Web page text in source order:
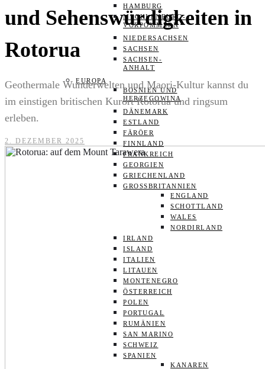
HAMBURG
MECKLENBURG-
VORPOMMERN
NIEDERSACHSEN
SACHSEN
SACHSEN-
ANHALT
EUROPA
BOSNIEN UND
HERZEGOWINA
DÄNEMARK
ESTLAND
FÄRÖER
FINNLAND
FRANKREICH
GEORGIEN
GRIECHENLAND
GROSSBRITANNIEN
ENGLAND
SCHOTTLAND
WALES
NORDIRLAND
IRLAND
ISLAND
ITALIEN
LITAUEN
MONTENEGRO
ÖSTERREICH
POLEN
PORTUGAL
RUMÄNIEN
SAN MARINO
SCHWEIZ
SPANIEN
KANAREN
und Sehenswürdigkeiten in
Rotorua
Geothermale Wunderwelten und Maori-Kultur kannst du
im einstigen britischen Kurort Rotorua und ringsum
erleben.
2. DEZEMBER 2025